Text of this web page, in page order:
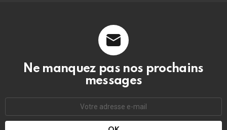
Ne manquez pas nos prochains
messages
mail